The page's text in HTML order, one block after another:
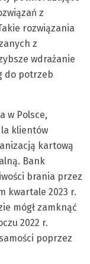
z
rozwiązania
z
wdrażanie
do potrzeb
w Polsce,
klientów
kartową
Bank
brania przez
kwartale 2023 r.
mógł zamknąć
2022 r.
poprzez